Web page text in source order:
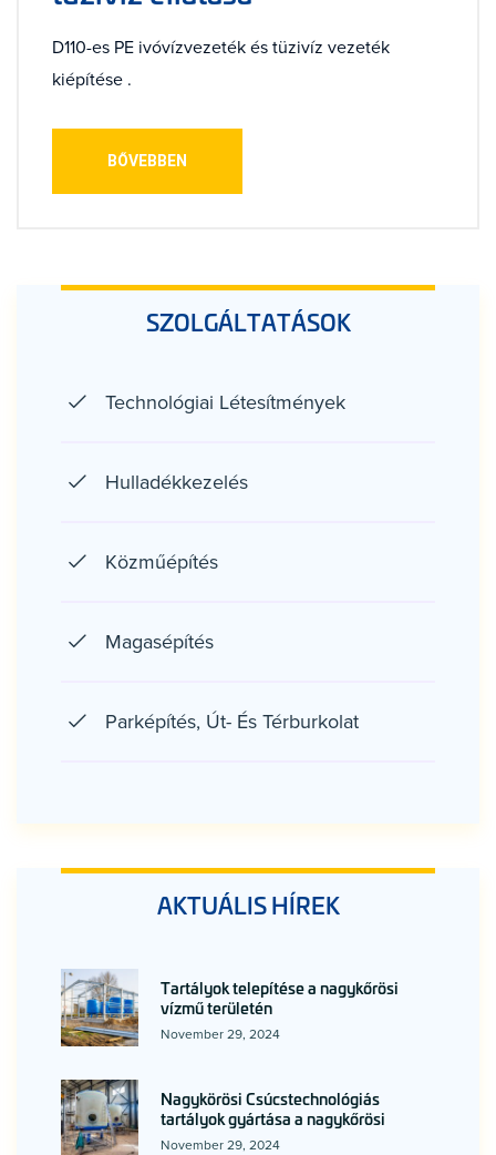
D110-es PE ivóvízvezeték és tüzivíz vezeték
kiépítése .
BŐVEBBEN
SZOLGÁLTATÁSOK
Technológiai Létesítmények
Hulladékkezelés
Közműépítés
Magasépítés
Parképítés, Út- És Térburkolat
AKTUÁLIS HÍREK
Tartályok telepítése a nagykőrösi
vízmű területén
November 29, 2024
Nagykörösi Csúcstechnológiás
tartályok gyártása a nagykőrösi
November 29, 2024